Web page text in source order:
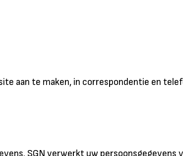
aan te maken, in correspondentie en